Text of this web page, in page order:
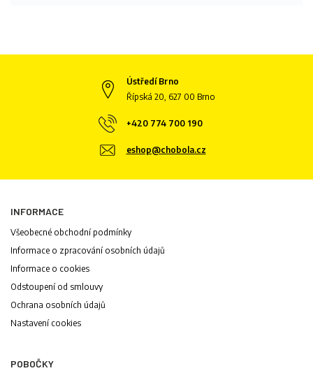
Ústředí Brno
Řípská 20, 627 00 Brno
+420 774 700 190
eshop@chobola.cz
INFORMACE
Všeobecné obchodní podmínky
Informace o zpracování osobních údajů
Informace o cookies
Odstoupení od smlouvy
Ochrana osobních údajů
Nastavení cookies
POBOČKY